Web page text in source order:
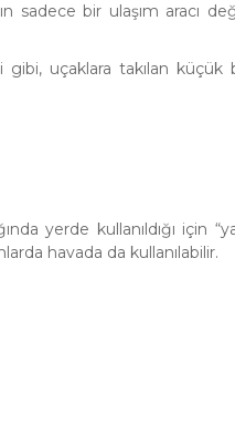
sadece bir ulaşım aracı
gibi, uçaklara takılan küçük
yerde kullanıldığı için
havada da kullanılabilir.